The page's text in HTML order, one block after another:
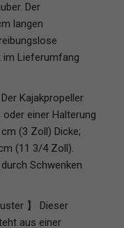
Der
langen
im Lieferumfang
Kajakpropeller
einer Halterung
(3 Zoll) Dicke;
(11 3/4 Zoll).
Schwenken
】 Dieser
aus einer